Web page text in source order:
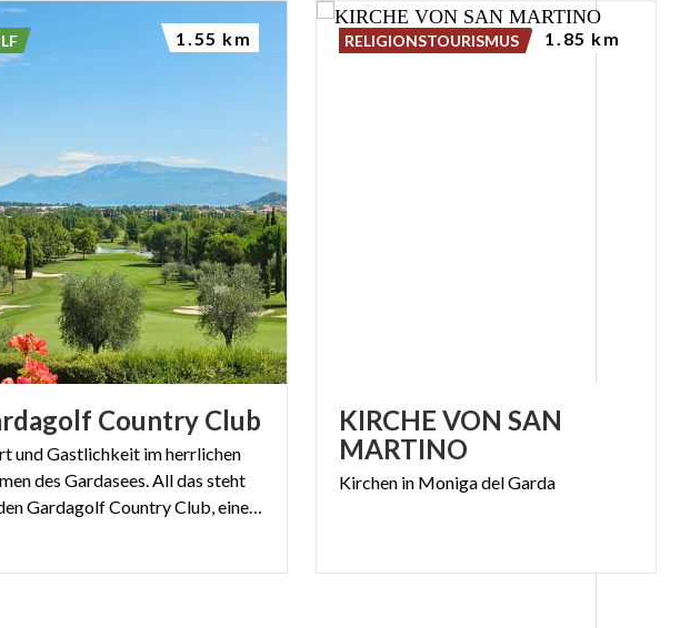
Country Club
und Gastlichkeit im herrlichen
des Gardasees. All das steht
für den Gardagolf Country Club, einen der besten Golf Clubs.
1.55 km
KIRCHE VON SAN
MARTINO
Kirchen in MonigadelGarda
RELIGIONSTOURISMUS 1.85 km